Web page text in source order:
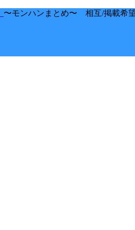
〜モンハンまとめ〜 相互/掲載希